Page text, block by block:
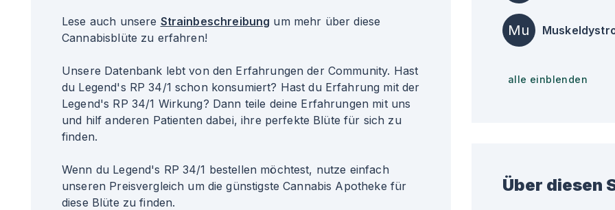
Lese auch unsere Strainbeschreibung um mehr über diese
Cannabisblüte zu erfahren!
Unsere Datenbank lebt von den Erfahrungen der Community. Hast
du Legend's RP 34/1 schon konsumiert? Hast du Erfahrung mit der
Legend's RP 34/1 Wirkung? Dann teile deine Erfahrungen mit uns
und hilf anderen Patienten dabei, ihre perfekte Blüte für sich zu
finden.
Wenn du Legend's RP 34/1 bestellen möchtest, nutze einfach
unseren Preisvergleich um die günstigste Cannabis Apotheke für
diese Blüte zu finden.
Mu
alle einblenden
Über diesen